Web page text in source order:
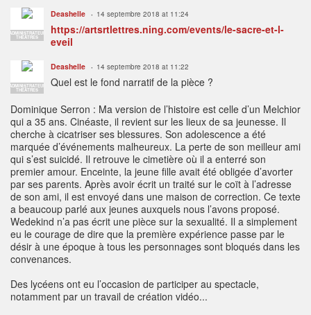
ADMINISTRATEUR
THÉÂTRES
Deashelle 14 septembre 2018 at 11:24
https://artsrtlettres.ning.com/events/le-sacre-et-l-
eveil
ADMINISTRATEUR
THÉÂTRES
Deashelle 14 septembre 2018 at 11:22
Quel est le fond narratif de la pièce ?
Dominique Serron : Ma version de l’histoire est celle d’un Melchior
qui a 35 ans. Cinéaste, il revient sur les lieux de sa jeunesse. Il
cherche à cicatriser ses blessures. Son adolescence a été
marquée d’événements malheureux. La perte de son meilleur ami
qui s’est suicidé. Il retrouve le cimetière où il a enterré son
premier amour. Enceinte, la jeune fille avait été obligée d’avorter
par ses parents. Après avoir écrit un traité sur le coït à l’adresse
de son ami, il est envoyé dans une maison de correction. Ce texte
a beaucoup parlé aux jeunes auxquels nous l’avons proposé.
Wedekind n’a pas écrit une pièce sur la sexualité. Il a simplement
eu le courage de dire que la première expérience passe par le
désir à une époque à tous les personnages sont bloqués dans les
convenances.
Des lycéens ont eu l’occasion de participer au spectacle,
notamment par un travail de création vidéo...